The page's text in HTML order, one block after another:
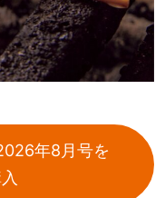
年8月号を